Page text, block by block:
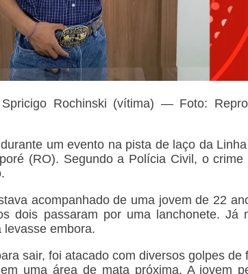
Rochinski (vítima) — Foto:
um evento na pista de laço da
(RO). Segundo a Polícia Civil, o crime
acompanhado de uma jovem de 22
dois passaram por uma lanchonete. Já
levasse embora.
sair, foi atacado com diversos golpes de
uma área de mata próxima. A jovem